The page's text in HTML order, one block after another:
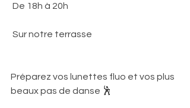
De 18h à 20h
Sur notre terrasse
Préparez vos lunettes fluo et vos plus
beaux pas de danse 🕺